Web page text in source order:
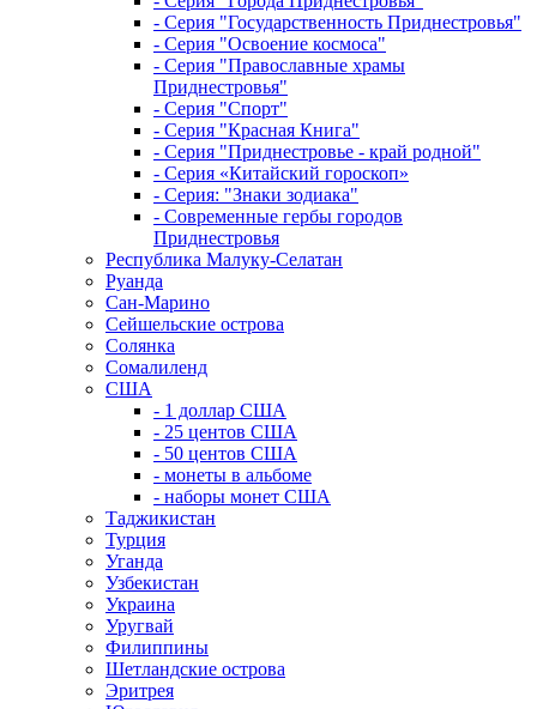
- Серия "Государственность Приднестровья"
- Серия "Освоение космоса"
- Серия "Православные храмы
Приднестровья"
- Серия "Спорт"
- Серия "Красная Книга"
- Серия "Приднестровье - край родной"
- Серия «Китайский гороскоп»
- Серия: "Знаки зодиака"
- Современные гербы городов
Приднестровья
Республика Малуку-Селатан
Руанда
Сан-Марино
Сейшельские острова
Солянка
Сомалиленд
США
- 1 доллар США
- 25 центов США
- 50 центов США
- монеты в альбоме
- наборы монет США
Таджикистан
Турция
Уганда
Узбекистан
Украина
Уругвай
Филиппины
Шетландские острова
Эритрея